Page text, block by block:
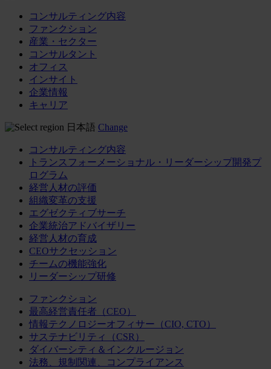
コンサルティング内容
ファンクション
産業・セクター
コンサルタント
オフィス
インサイト
企業情報
キャリア
日本語 Change
コンサルティング内容
トランスフォーメーショナル・リーダーシップ開発プ
ログラム
経営人材の評価
組織変革の支援
エグゼクティブサーチ
企業統治アドバイザリー
経営人材の育成
CEOサクセッション
チームの機能強化
リーダーシップ研修
ファンクション
最高経営責任者（CEO）
情報テクノロジーオフィサー（CIO, CTO）
サステナビリティ（CSR）
ダイバーシティ＆インクルージョン
法務、規制関連、コンプライアンス